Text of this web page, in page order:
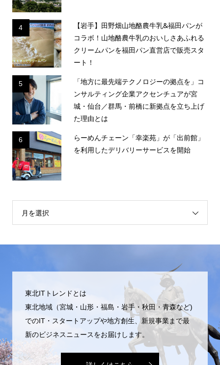
4
【岩手】田野畑山地酪農牛乳&福田パンが
コラボ！山地酪農牛乳のおいしさあふれる
クリームパンを福田パン直営店で販売スタ
ート！
5
「地方に最先端テクノロジーの拠点を」コ
ンサルティング企業アクセンチュアが宮
城・仙台／群馬・前橋に新拠点を立ち上げ
た理由とは
6
らーめんチェーン「幸楽苑」が「出前館」
を利用したデリバリーサービスを開始
月を選択
東北ITトレンドとは
東北地域（宮城・山形・福島・岩手・秋田・青森など)
でのIT・スタートアップや地方創生、新規事業まで最
新のビジネスニュースをお届けします。